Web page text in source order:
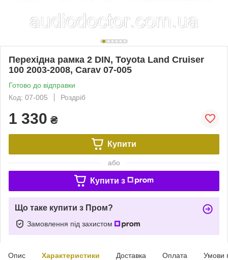
Перехідна рамка 2 DIN, Toyota Land Cruiser
100 2003-2008, Carav 07-005
Готово до відправки
Код: 07-005
Роздріб
1 330 ₴
Купити
або
Купити з
Що таке купити з Пром?
Замовлення під захистом
Опис Характеристики Доставка Оплата Умови